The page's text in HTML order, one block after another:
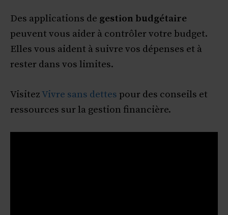
Des applications de gestion budgétaire
peuvent vous aider à contrôler votre budget.
Elles vous aident à suivre vos dépenses et à
rester dans vos limites.
VisitezVivre sans dettes pour des conseils et
ressources sur la gestion financière.